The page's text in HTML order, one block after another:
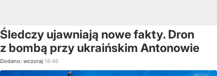
Śledczy ujawniają nowe fakty. Dron
z bombą przy ukraińskim Antonowie
Dodano: wczoraj 18:46